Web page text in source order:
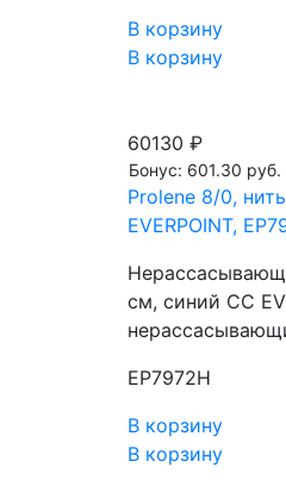
В корзину
В корзину
60130 ₽
Бонус: 601.30 руб.
Prolene 8/0,
EVERPOINT,
см, синий CC
EP7972H
В корзину
В корзину